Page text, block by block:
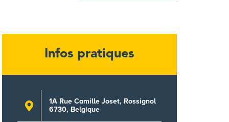
Infos pratiques
1A Rue Camille Joset, Rossignol
6730, Belgique